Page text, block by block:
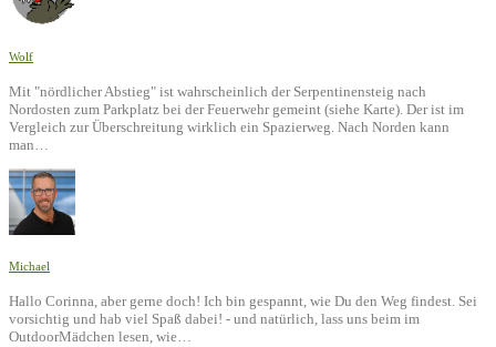
Wolf
Mit "nördlicher Abstieg" ist wahrscheinlich der Serpentinensteig nach
Nordosten zum Parkplatz bei der Feuerwehr gemeint (siehe Karte). Der ist im
Vergleich zur Überschreitung wirklich ein Spazierweg. Nach Norden kann
man…
Michael
Hallo Corinna, aber gerne doch! Ich bin gespannt, wie Du den Weg findest. Sei
vorsichtig und hab viel Spaß dabei! - und natürlich, lass uns beim im
OutdoorMädchen lesen, wie…